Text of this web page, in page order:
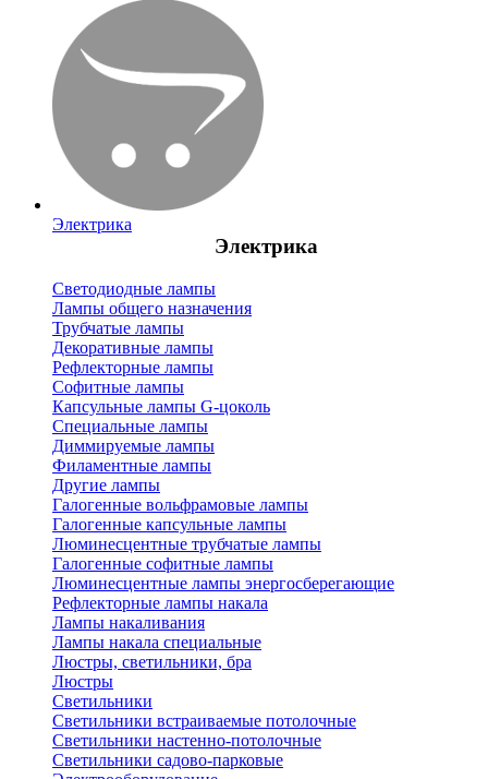
Электрика
Электрика
Светодиодные лампы
Лампы общего назначения
Трубчатые лампы
Декоративные лампы
Рефлекторные лампы
Софитные лампы
Капсульные лампы G-цоколь
Специальные лампы
Диммируемые лампы
Филаментные лампы
Другие лампы
Галогенные вольфрамовые лампы
Галогенные капсульные лампы
Люминесцентные трубчатые лампы
Галогенные софитные лампы
Люминесцентные лампы энергосберегающие
Рефлекторные лампы накала
Лампы накаливания
Лампы накала специальные
Люстры, светильники, бра
Люстры
Светильники
Светильники встраиваемые потолочные
Светильники настенно-потолочные
Светильники садово-парковые